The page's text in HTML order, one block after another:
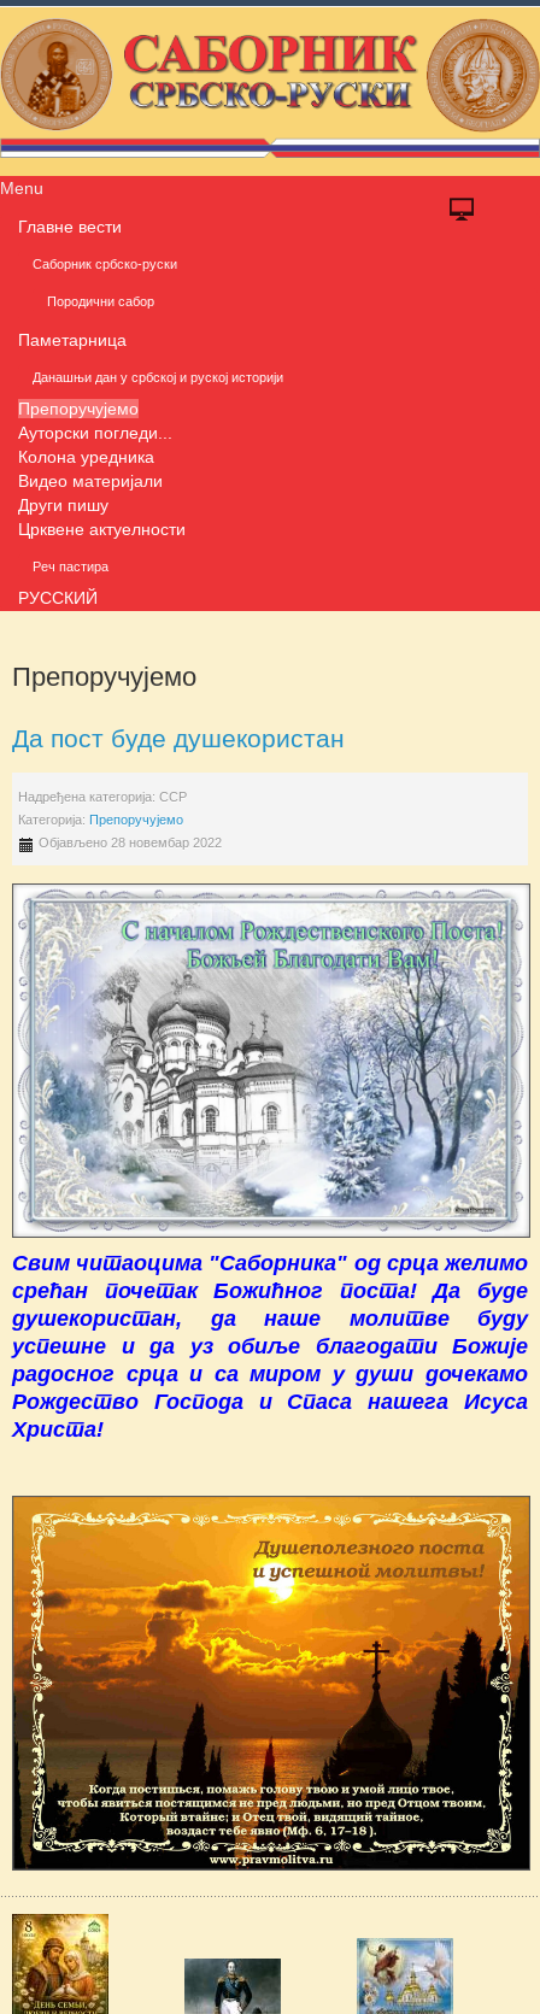
Menu
Главне вести
Саборник србско-руски
Породични сабор
Паметарница
Данашњи дан у србској и руској историји
Препоручујемо
Ауторски погледи...
Колона уредника
Видео материјали
Други пишу
Црквене актуелности
Реч пастира
РУССКИЙ
Препоручујемо
Да пост буде душекористан
Надређена категорија: ССР
Категорија: Препоручујемо
Објављено 28 новембар 2022
Свим читаоцима "Саборника" од срца желимо
срећан почетак Божићног поста! Да буде
душекористан, да наше молитве буду
успешне и да уз обиље благодати Божије
радосног срца и са миром у души дочекамо
Рождество Господа и Спаса нашега Исуса
Христа!